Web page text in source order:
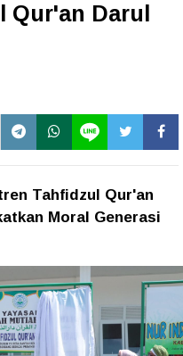
Qur'an Darul
Tahfidzul Qur'an
Moral Generasi